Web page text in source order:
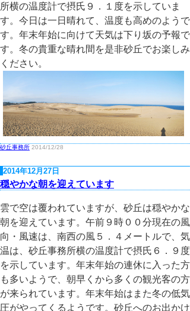
所横の温度計で摂氏９．１度を示していま
す。今日は一日晴れて、温度も高めのようで
す。年末年始に向けて天気は下り坂の予報で
す。冬の貴重な晴れ間を是非砂丘でお楽しみ
ください。
砂丘事務所 2014/12/28
2014年12月27日
穏やかな朝を迎えています
雲で空は覆われていますが、砂丘は穏やかな
朝を迎えています。午前９時００分現在の風
向・風速は、南西の風５．４メートルで、気
温は、砂丘事務所横の温度計で摂氏６．９度
を示しています。年末年始の連休に入った方
も多いようで、朝早くから多くの観光客の方
が来られています。年末年始はまた冬の低気
圧がやってくるようです。砂丘へのお出かけ